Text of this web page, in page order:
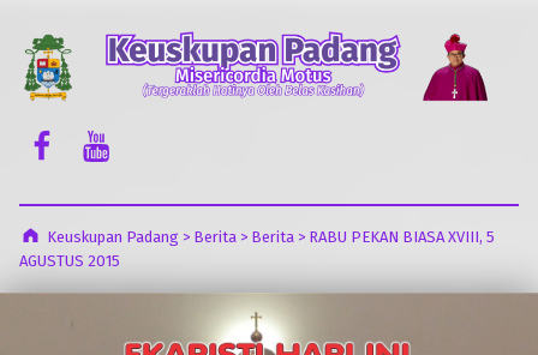
Facebook Komsos
Youtube Komsos
Keuskupan Padang > Berita> Berita> RABU PEKAN BIASA XVIII, 5
AGUSTUS 2015